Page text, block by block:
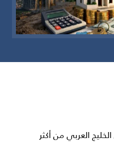
العربي من أكثر